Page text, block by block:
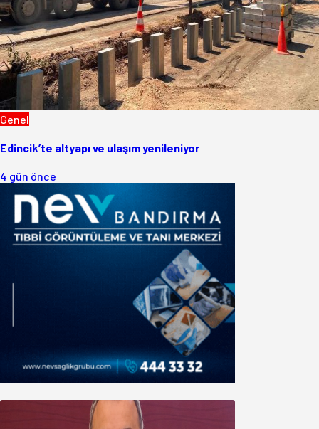
Genel
Edincik’te altyapı ve ulaşım yenileniyor
4 gün önce